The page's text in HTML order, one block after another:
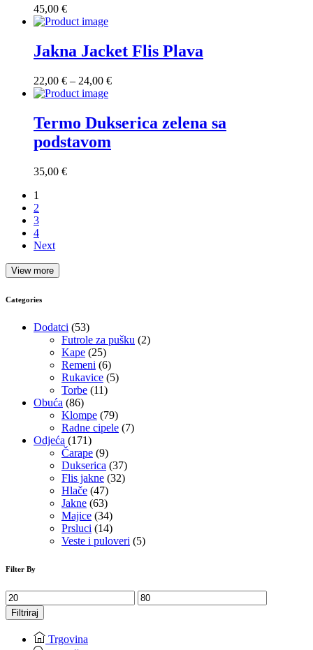
45,00 €
Jakna Jacket Flis Plava
22,00 € – 24,00 €Raspon
22,00 €
do
Termo Dukserica zelena sa
podstavom
35,00 €
1
2
3
4
Next
View more
Categories
Dodatci (53)
Futrole za pušku (2)
Kape (25)
Remeni (6)
Rukavice (5)
Torbe (11)
Obuća (86)
Klompe (79)
Radne cipele (7)
Odjeća (171)
Čarape (9)
Dukserica (37)
Flis jakne (32)
Hlače (47)
Jakne (63)
Majice (34)
Prsluci (14)
Veste i puloveri (5)
Filter By
Min
cijena
Maks
cijena
Filtriraj
Trgovina